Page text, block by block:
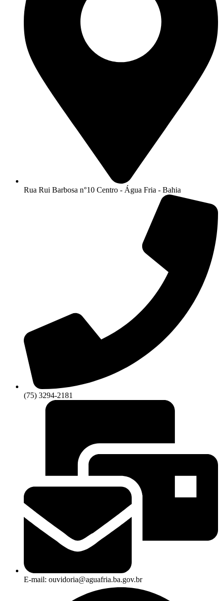
Rua Rui Barbosa n°10 Centro - Água Fria - Bahia
(75) 3294-2181
E-mail: ouvidoria@aguafria.ba.gov.br